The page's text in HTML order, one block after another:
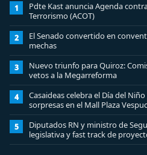
1
Pdte Kast anuncia Agenda
Terrorismo (ACOT)
2
El Senado convertido en
mechas
3
Nuevo triunfo para Quiroz:
vetos a la Megarreforma
4
Casaideas celebra el Día del
sorpresas en el Mall Plaza
5
Diputados RN y ministro de
legislativa y fast track de